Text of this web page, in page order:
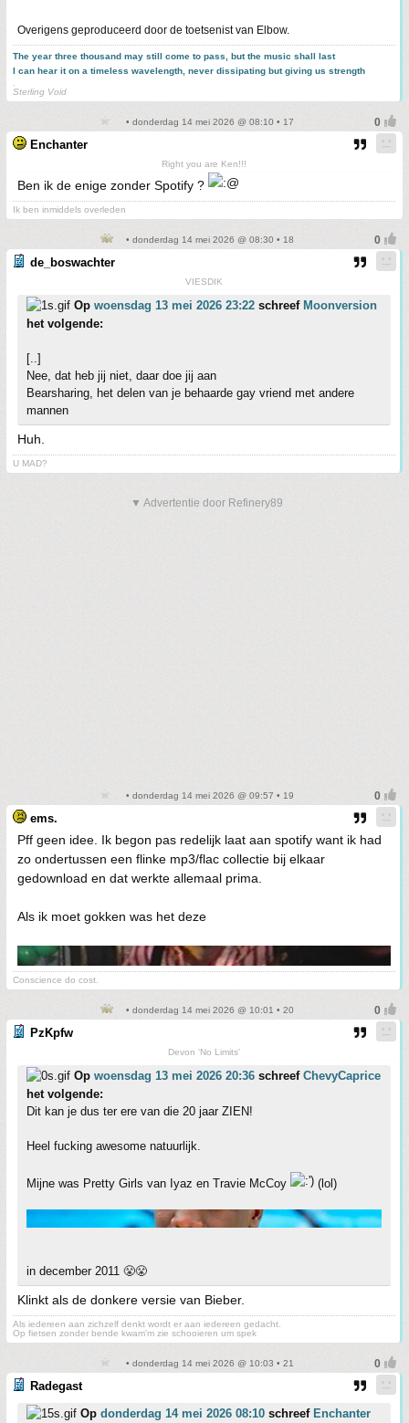
Overigens geproduceerd door de toetsenist van Elbow.
The year three thousand may still come to pass, but the music shall last
I can hear it on a timeless wavelength, never dissipating but giving us strength
Sterling Void
• donderdag 14 mei 2026 @ 08:10 • 17
Enchanter
Right you are Ken!!!
Ben ik de enige zonder Spotify ?
Ik ben inmiddels overleden
• donderdag 14 mei 2026 @ 08:30 • 18
de_boswachter
VIESDIK
Op woensdag 13 mei 2026 23:22 schreef Moonversion
het volgende:
[..]
Nee, dat heb jij niet, daar doe jij aan
Bearsharing, het delen van je behaarde gay vriend met andere
mannen
Huh.
U MAD?
▼ Advertentie door Refinery89
• donderdag 14 mei 2026 @ 09:57 • 19
ems.
Pff geen idee. Ik begon pas redelijk laat aan spotify want ik had
zo ondertussen een flinke mp3/flac collectie bij elkaar
gedownload en dat werkte allemaal prima.
Als ik moet gokken was het deze
Conscience do cost.
• donderdag 14 mei 2026 @ 10:01 • 20
PzKpfw
Devon 'No Limits'
Op woensdag 13 mei 2026 20:36 schreef ChevyCaprice
het volgende:
Dit kan je dus ter ere van die 20 jaar ZIEN!
Heel fucking awesome natuurlijk.
Mijne was Pretty Girls van Iyaz en Travie McCoy (lol)
in december 2011 😤😤
Klinkt als de donkere versie van Bieber.
Als iedereen aan zichzelf denkt wordt er aan iedereen gedacht.
Op fietsen zonder bende kwam'm zie schooieren um spek
• donderdag 14 mei 2026 @ 10:03 • 21
Radegast
Op donderdag 14 mei 2026 08:10 schreef Enchanter